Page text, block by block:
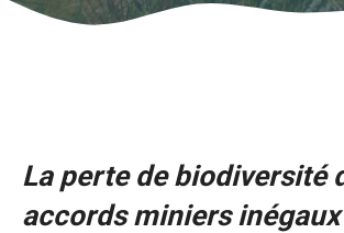
La perte de biodiversité
accords miniers inégaux